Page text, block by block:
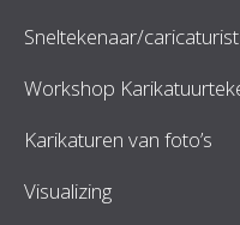
Sneltekenaar/
Workshop
Karikaturen van foto’s
Visualizing